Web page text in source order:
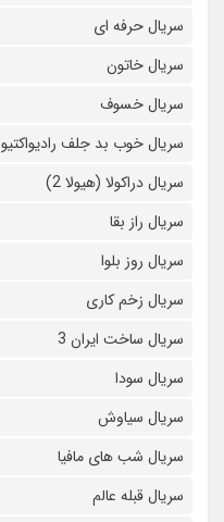
سریال حرفه ای
سریال خاتون
سریال خسوف
سریال خوب بد جلف رادیواکتیو
سریال دراکولا (هیولا 2)
سریال راز بقا
سریال روز بلوا
سریال زخم کاری
سریال ساخت ایران 3
سریال سودا
سریال سیاوش
سریال شب های مافیا
سریال قبله عالم